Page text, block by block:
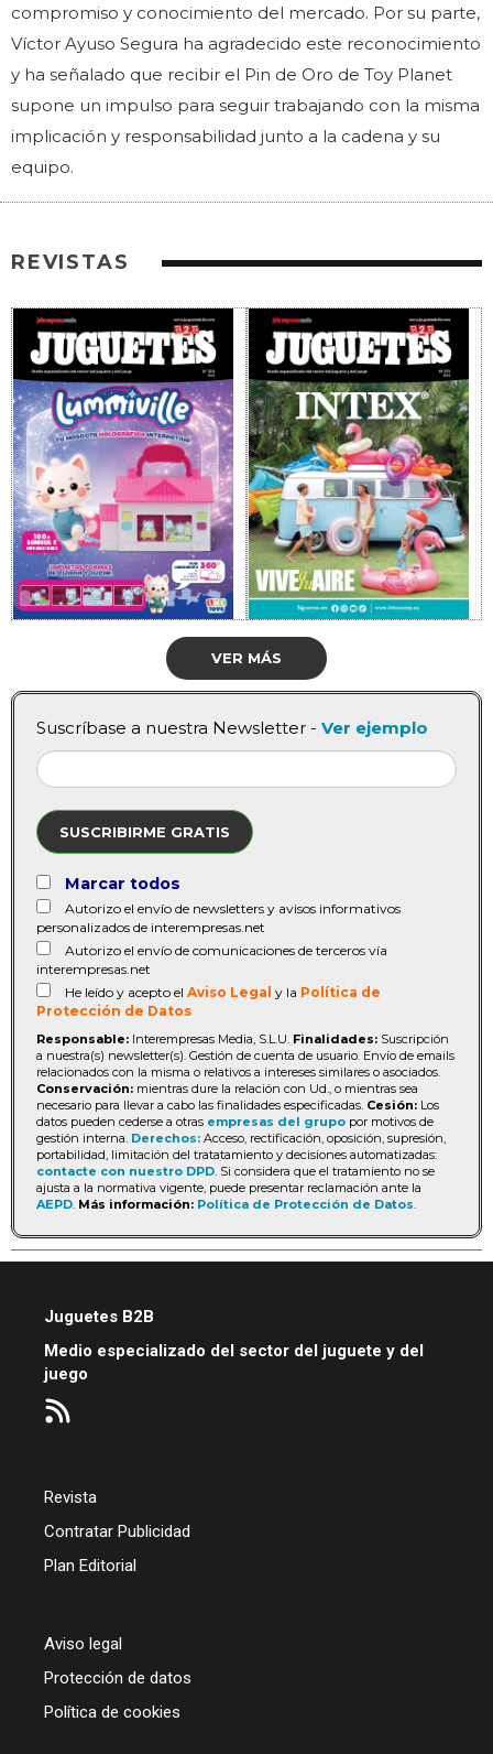
compromiso y conocimiento del mercado. Por su parte,
Víctor Ayuso Segura ha agradecido este reconocimiento
y ha señalado que recibir el Pin de Oro de Toy Planet
supone un impulso para seguir trabajando con la misma
implicación y responsabilidad junto a la cadena y su
equipo.
REVISTAS
VER MÁS
Suscríbase a nuestra Newsletter - Ver ejemplo
SUSCRIBIRME GRATIS
Marcar todos
Autorizo el envío de newsletters y avisos informativos
personalizados de interempresas.net
Autorizo el envío de comunicaciones de terceros vía
interempresas.net
He leído y acepto el Aviso Legal y la Política de
Protección de Datos
Responsable: Interempresas Media, S.L.U. Finalidades: Suscripción
a nuestra(s) newsletter(s). Gestión de cuenta de usuario. Envío de emails
relacionados con la misma o relativos a intereses similares o asociados.
Conservación: mientras dure la relación con Ud., o mientras sea
necesario para llevar a cabo las finalidades especificadas. Cesión: Los
datos pueden cederse a otras empresas del grupo por motivos de
gestión interna. Derechos: Acceso, rectificación, oposición, supresión,
portabilidad, limitación del tratatamiento y decisiones automatizadas:
contacte con nuestro DPD. Si considera que el tratamiento no se
ajusta a la normativa vigente, puede presentar reclamación ante la
AEPD. Más información: Política de Protección de Datos.
Juguetes B2B
Medio especializado del sector del juguete y del
juego
Revista
Contratar Publicidad
Plan Editorial
Aviso legal
Protección de datos
Política de cookies